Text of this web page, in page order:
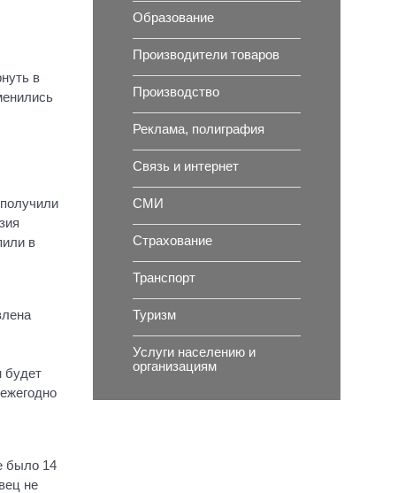
в
в
будет
было 14
не
Образование
Производители товаров
Производство
Реклама, полиграфия
Связь и интернет
СМИ
Страхование
Транспорт
Туризм
Услуги населению и
организациям